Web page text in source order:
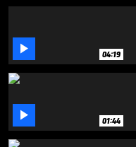
 04:19
 01:44